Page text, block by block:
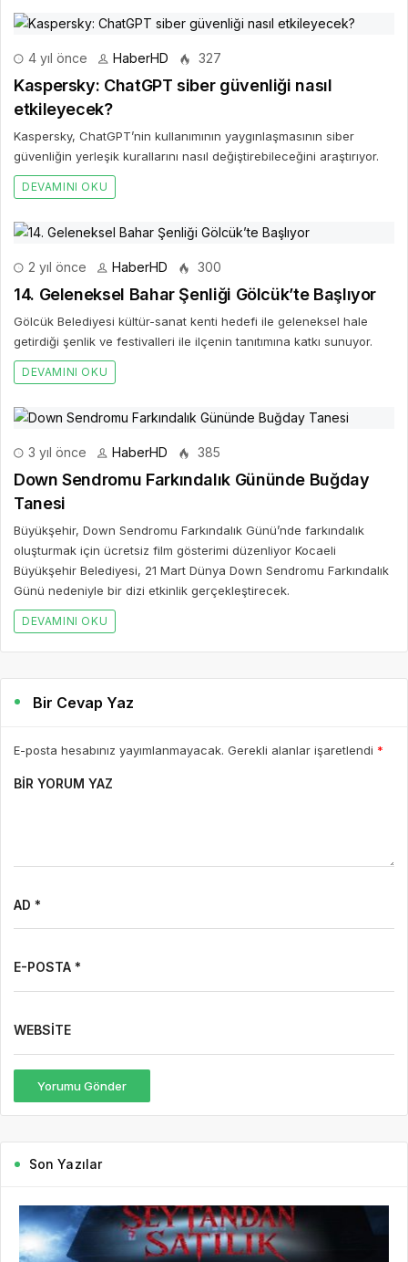
4 yıl önce HaberHD 327
Kaspersky: ChatGPT siber güvenliği nasıl
etkileyecek?
Kaspersky, ChatGPT’nin kullanımının yaygınlaşmasının siber
güvenliğin yerleşik kurallarını nasıl değiştirebileceğini araştırıyor.
DEVAMINI OKU
2 yıl önce HaberHD 300
14. Geleneksel Bahar Şenliği Gölcük’te Başlıyor
Gölcük Belediyesi kültür-sanat kenti hedefi ile geleneksel hale
getirdiği şenlik ve festivalleri ile ilçenin tanıtımına katkı sunuyor.
DEVAMINI OKU
3 yıl önce HaberHD 385
Down Sendromu Farkındalık Gününde Buğday
Tanesi
Büyükşehir, Down Sendromu Farkındalık Günü’nde farkındalık
oluşturmak için ücretsiz film gösterimi düzenliyor Kocaeli
Büyükşehir Belediyesi, 21 Mart Dünya Down Sendromu Farkındalık
Günü nedeniyle bir dizi etkinlik gerçekleştirecek.
DEVAMINI OKU
Bir Cevap Yaz
E-posta hesabınız yayımlanmayacak. Gerekli alanlar işaretlendi *
BIR YORUM YAZ
AD *
E-POSTA *
WEBSITE
Yorumu Gönder
Son Yazılar